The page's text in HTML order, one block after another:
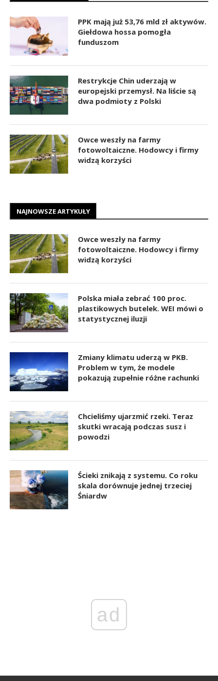
PPK mają już 53,76 mld zł aktywów.
Giełdowa hossa pomogła
funduszom
Restrykcje Chin uderzają w
europejski przemysł. Na liście są
dwa podmioty z Polski
Owce weszły na farmy
fotowoltaiczne. Hodowcy i firmy
widzą korzyści
NAJNOWSZE ARTYKUŁY
Owce weszły na farmy
fotowoltaiczne. Hodowcy i firmy
widzą korzyści
Polska miała zebrać 100 proc.
plastikowych butelek. WEI mówi o
statystycznej iluzji
Zmiany klimatu uderzą w PKB.
Problem w tym, że modele
pokazują zupełnie różne rachunki
Chcieliśmy ujarzmić rzeki. Teraz
skutki wracają podczas susz i
powodzi
Ścieki znikają z systemu. Co roku
skala dorównuje jednej trzeciej
Śniardw
ad